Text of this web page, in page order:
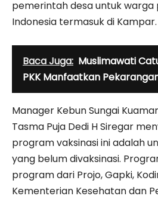
pemerintah desa untuk warga
Indonesia termasuk di Kampar.
Baca Juga: Muslimawati
PKK Manfaatkan
Manager Kebun Sungai
Tasma Puja Dedi H Siregar
program vaksinasi ini adalah
yang belum divaksinasi.
program dari Projo, Gapki,
Kementerian Kesehatan dan